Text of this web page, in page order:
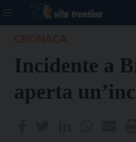
Incidente a
aperta